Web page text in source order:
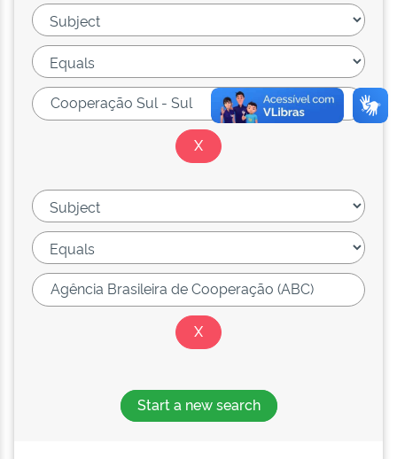
Start a new search